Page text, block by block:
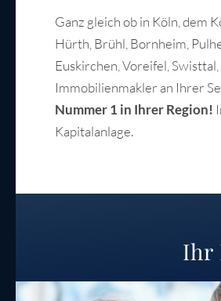
Ganz gleich ob in Köln, dem
Hürth, Brühl, Bornheim,
Euskirchen, Voreifel,
Immobilienmakler an Ihrer
Nummer 1 in Ihrer Region!
Kapitalanlage.
Ihr